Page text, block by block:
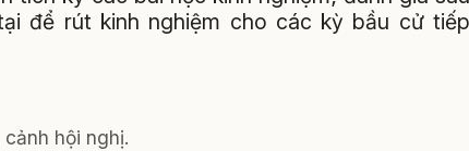
để rút kinh nghiệm cho các kỳ bầu cử tiếp
cảnh hội nghị.